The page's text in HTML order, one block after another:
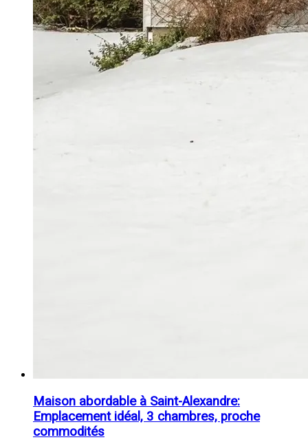
Maison abordable à Saint-Alexandre:
Emplacement idéal, 3 chambres, proche
commodités